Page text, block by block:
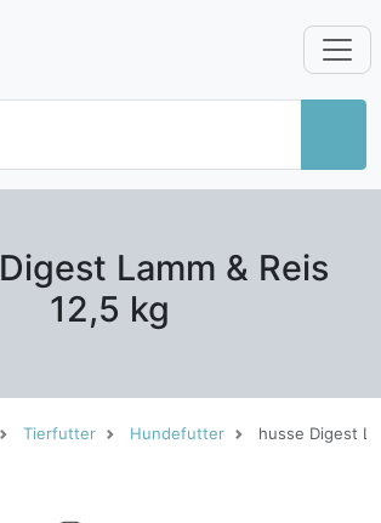
Lamm & Reis
12,5 kg
Tierfutter Hundefutter husse Digest